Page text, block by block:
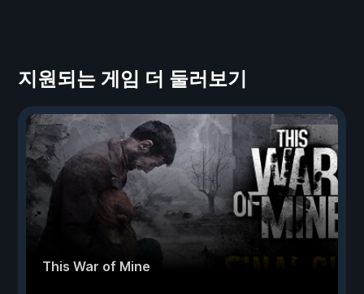
지원되는 게임 더 둘러보기
This War of Mine